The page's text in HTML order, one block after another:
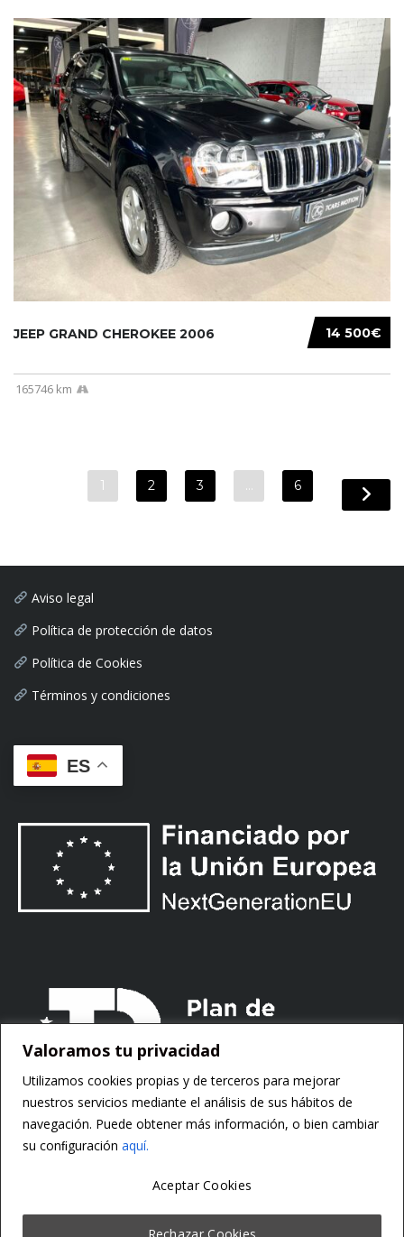
Valoramos tu privacidad
Utilizamos cookies propias y de terceros para mejorar
nuestros servicios mediante el análisis de sus hábitos de
navegación. Puede obtener más información, o bien cambiar
su conﬁguración aquí.
Rechazar Cookies
Aceptar Cookies
14 500€
JEEP GRAND CHEROKEE 2006
165746 km
1 2 3 … 6
Aviso legal
Política de protección de datos
Política de Cookies
Términos y condiciones
ES